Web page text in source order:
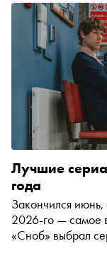
прочность
для гигантской
правда, за
личный ад»
ничего более
будет. Сергей
надо срочно
Лучшие
года
Закончился июнь,
2026-го — самое
«Сноб» выбрал